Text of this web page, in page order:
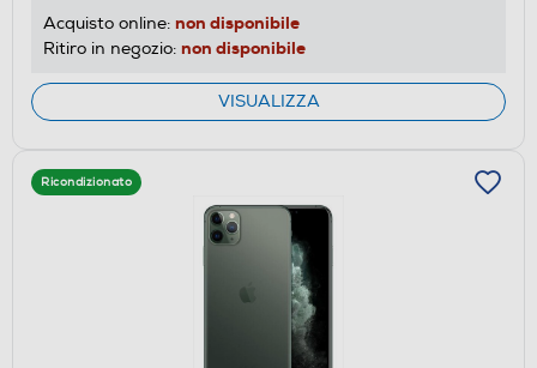
Acquisto online: non disponibile
Ritiro in negozio: non disponibile
VISUALIZZA
Ricondizionato